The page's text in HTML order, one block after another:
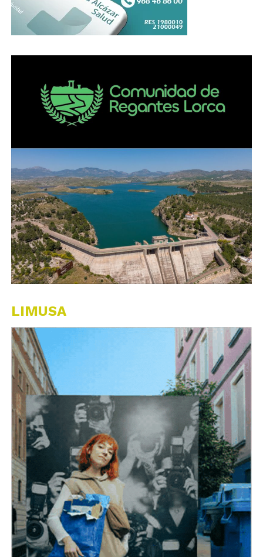
LIMUSA